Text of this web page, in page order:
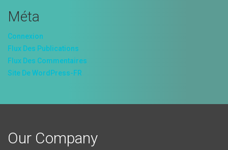
Méta
Connexion
Flux Des Publications
Flux Des Commentaires
Site De WordPress-FR
Our Company